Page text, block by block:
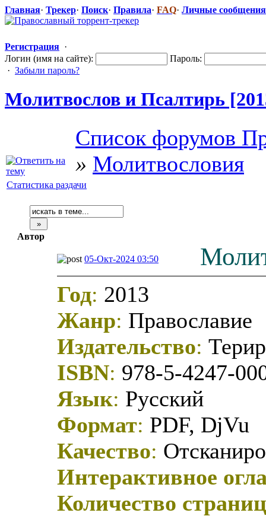
Главная· Трекер· Поиск· Правила· FAQ· Личные сообщения
Регистрация ·
Логин (имя на сайте):
Пароль:
· Забыли пароль?
Молитвослов и Псалтирь
Список форумов
» Молитвословия
Статистика раздачи
Автор
05-Окт-2024 03:50
Год: 2013
Жанр: Православие
Издательство:
ISBN: 978-5-4247-
Язык: Русский
Формат: PDF, DjVu
Качество:
Интерактивное
Количество страниц